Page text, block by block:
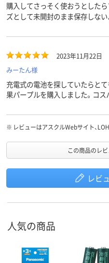
購入してさっそく使おうとした
ズとして未開封のまま保存しな
2023年11月22日
みーたん様
充電式の電池を探していたらと
果パープルを購入しました。コス
※ レビューはアスクルWebサイト、
この商品のレ
レビ
人気の商品